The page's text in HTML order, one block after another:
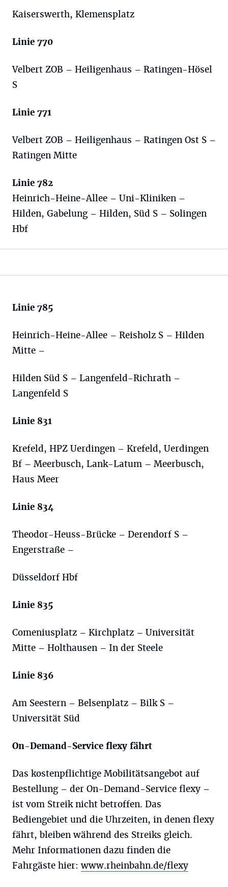
Kaiserswerth, Klemensplatz
Linie 770
Velbert ZOB – Heiligenhaus – Ratingen-Hösel
S
Linie 771
Velbert ZOB – Heiligenhaus – Ratingen Ost S –
Ratingen Mitte
Linie 782
Heinrich-Heine-Allee – Uni-Kliniken –
Hilden, Gabelung – Hilden, Süd S – Solingen
Hbf
Linie 785
Heinrich-Heine-Allee – Reisholz S – Hilden
Mitte –
Hilden Süd S – Langenfeld-Richrath –
Langenfeld S
Linie 831
Krefeld, HPZ Uerdingen – Krefeld, Uerdingen
Bf – Meerbusch, Lank-Latum – Meerbusch,
Haus Meer
Linie 834
Theodor-Heuss-Brücke – Derendorf S –
Engerstraße –
Düsseldorf Hbf
Linie 835
Comeniusplatz – Kirchplatz – Universität
Mitte – Holthausen – In der Steele
Linie 836
Am Seestern – Belsenplatz – Bilk S –
Universität Süd
On-Demand-Service flexy fährt
Das kostenpflichtige Mobilitätsangebot auf
Bestellung – der On-Demand-Service flexy –
ist vom Streik nicht betroffen. Das
Bediengebiet und die Uhrzeiten, in denen flexy
fährt, bleiben während des Streiks gleich.
Mehr Informationen dazu finden die
Fahrgäste hier:www.rheinbahn.de/flexy